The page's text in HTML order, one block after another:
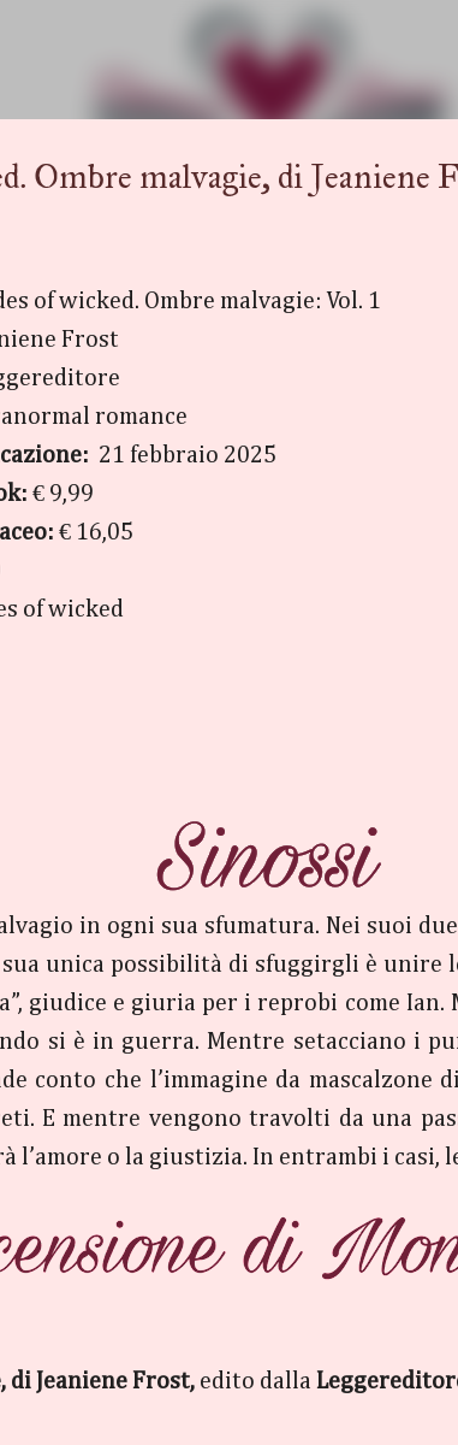
Ombre malvagie, di Jeaniene
of wicked. Ombre malvagie: Vol. 1
Frost
romance
21 febbraio 2025
€ 9,99
€ 16,05
of wicked
in ogni sua sfumatura. Nei suoi
unica possibilità di sfuggirgli è unire
giudice e giuria per i reprobi come Ian.
si è in guerra. Mentre setacciano
conto che l’immagine da mascalzone
E mentre vengono travolti da una
l’amore o la giustizia. In entrambi i casi,
di Jeaniene Frost, edito dalla